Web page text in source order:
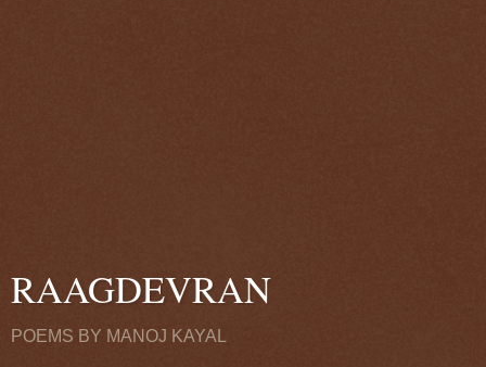
RAAGDEVRAN
POEMS BY MANOJ KAYAL